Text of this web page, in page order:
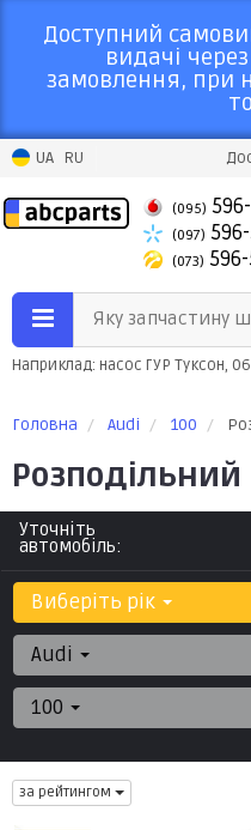
Доступний
видачі
замовлення, при
UA RU
(095)
(097)
(073)
Яку запчастину
Наприклад: насос ГУР Туксон,
Головна Audi 100
Уточніть
автомобіль:
Виберіть рік
Audi
100
за рейтингом